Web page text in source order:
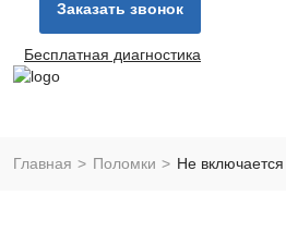
Заказать звонок
Бесплатная диагностика
Главная Поломки Не включается